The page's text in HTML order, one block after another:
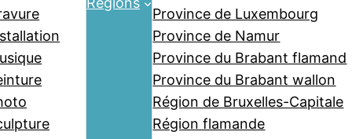
Province de Luxembourg
Province de Namur
Province du Brabant flamand
Province du Brabant wallon
Région de Bruxelles-Capitale
Région flamande